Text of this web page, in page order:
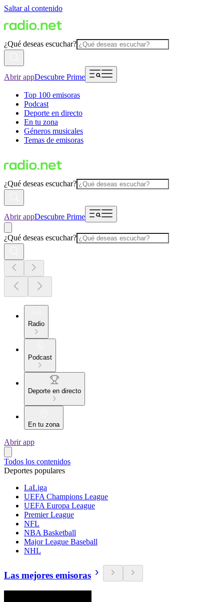
Saltar al contenido
¿Qué deseas escuchar?
Abrir appDescubre Prime
Top 100 emisoras
Podcast
Deporte en directo
En tu zona
Géneros musicales
Temas de emisoras
¿Qué deseas escuchar?
Abrir appDescubre Prime
¿Qué deseas escuchar?
Radio
Podcast
Deporte en directo
En tu zona
Abrir app
Todos los contenidos
Deportes populares
LaLiga
UEFA Champions League
UEFA Europa League
Premier League
NFL
NBA Basketball
Major League Baseball
NHL
Las mejores emisoras